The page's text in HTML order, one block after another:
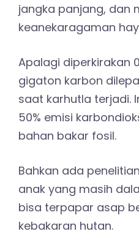
jangka panjang, dan
keanekaragaman
Apalagi diperkirakan
gigaton karbon
saat karhutla terjadi.
50% emisi
bahan bakar fosil.
Bahkan ada
anak yang masih
bisa terpapar asap
kebakaran hutan.